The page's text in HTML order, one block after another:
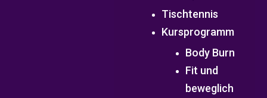
Tischtennis
Kursprogramm
Body Burn
Fit und
beweglich